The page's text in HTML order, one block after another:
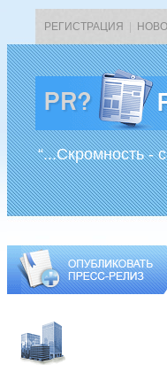
РЕГИСТРАЦИЯ
“...Скромность -